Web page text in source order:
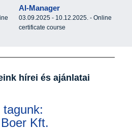
AI-Manager
03.09.2025 - 10.12.2025. - Online
certificate course
hírei és ajánlatai
Kft.